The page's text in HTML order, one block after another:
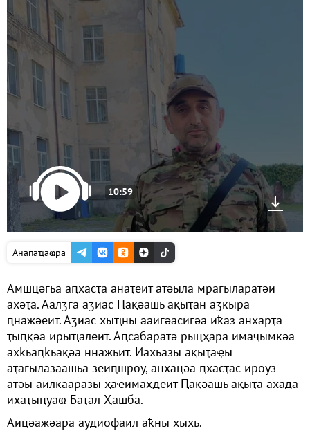
10:59
Анапаҵаҩра
Амшцәгьа аԥхасҭа анаҭеит атәыла мрагыларатәи
ахәҭа. Аалӡга аӡиас Ԥақәашь ақыҭан аӡкыра
ԥнажәеит. Аӡиас хыҵны ааигәасигәа иҟаз анхарҭа
ҭыԥқәа ирыҵалеит. Аԥсабаратә рыцҳара имаҷымкәа
ахҟьаԥҟьақәа ннажьит. Иахьазы ақыҭаҿы
аҭагылазаашьа зеиԥшроу, анхацәа ԥхасҭас ироуз
атәы аилкааразы ҳаҽимаҳдеит Ԥақәашь ақыҭа ахада
ихаҭыԥуаҩ Баҭал Ҳашба.
Аицәажәара аудиофаил аҟны хыхь.